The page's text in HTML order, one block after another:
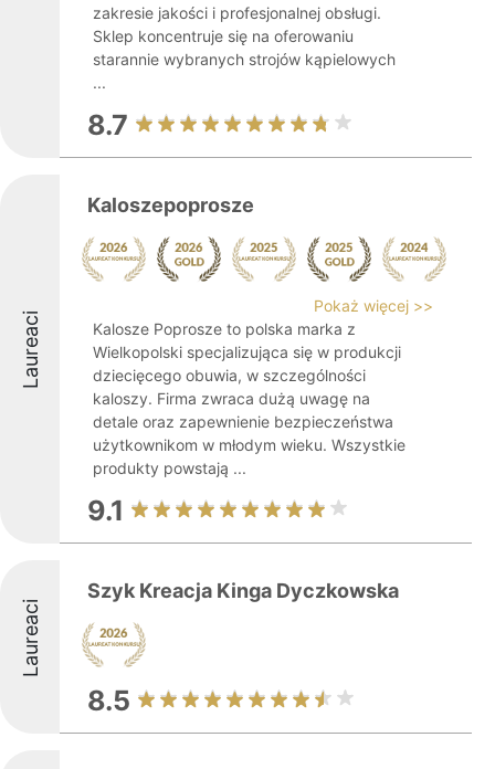
zakresie jakości i profesjonalnej obsługi.
Sklep koncentruje się na oferowaniu
starannie wybranych strojów kąpielowych
...
8.7
Laureaci
Kaloszepoprosze
Pokaż więcej >>
Kalosze Poprosze to polska marka z
Wielkopolski specjalizująca się w produkcji
dziecięcego obuwia, w szczególności
kaloszy. Firma zwraca dużą uwagę na
detale oraz zapewnienie bezpieczeństwa
użytkownikom w młodym wieku. Wszystkie
produkty powstają ...
9.1
Laureaci
Szyk Kreacja Kinga Dyczkowska
8.5